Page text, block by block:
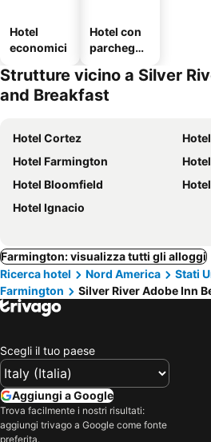
Hotel
economici
Hotel con
parcheggi
Strutture vicino a Silver
and Breakfast
Hotel Cortez
Hotel Farmington
Hotel Bloomfield
Hotel
Hotel Ignacio
Farmington: visualizza tutti gli alloggi
Ricerca hotel
Nord America Stati
Farmington
Silver River Adobe Inn
Scegli il tuo paese
Aggiungi a Google
Trova facilmente i nostri risultati:
aggiungi trivago a Google come fonte
preferita.